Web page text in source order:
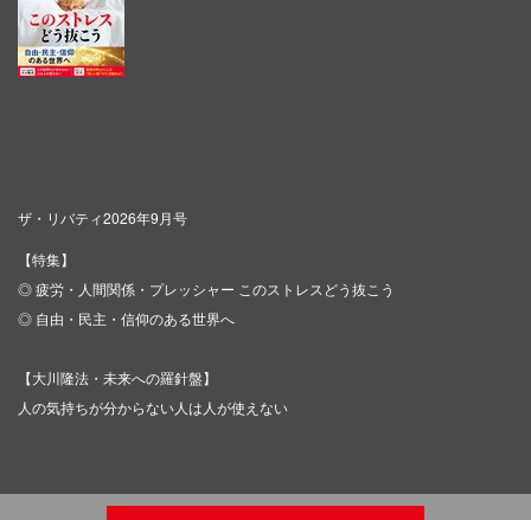
ザ・リバティ2026年9月号
【特集】
◎ 疲労・人間関係・プレッシャー このストレスどう抜こう
◎ 自由・民主・信仰のある世界へ
【大川隆法・未来への羅針盤】
人の気持ちが分からない人は人が使えない